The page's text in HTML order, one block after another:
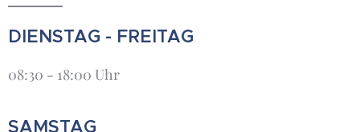
DIENSTAG - FREITAG
08:30 - 18:00 Uhr
SAMSTAG